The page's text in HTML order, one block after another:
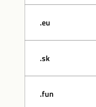
.eu
.sk
.fun